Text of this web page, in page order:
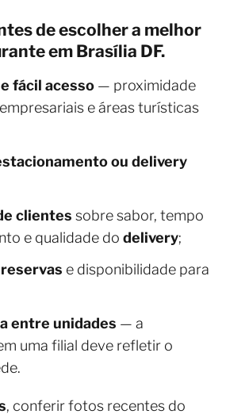
de escolher a melhor
em Brasília DF.
fácil acesso — proximidade
e áreas turísticas
ou delivery
clientes sobre sabor, tempo
e qualidade do delivery;
e disponibilidade para
entre unidades — a
uma filial deve refletir o
, conferir fotos recentes do